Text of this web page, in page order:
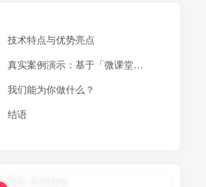
技术特点与优势亮点
真实案例演示：基于「微课堂应用」的全程支付流程
我们能为你做什么？
结语